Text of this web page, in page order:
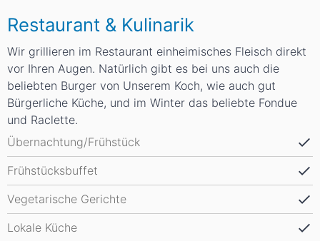
Restaurant & Kulinarik
Wir grillieren im Restaurant einheimisches Fleisch direkt
vor Ihren Augen. Natürlich gibt es bei uns auch die
beliebten Burger von Unserem Koch, wie auch gut
Bürgerliche Küche, und im Winter das beliebte Fondue
und Raclette.
Übernachtung/Frühstück
Frühstücksbuffet
Vegetarische Gerichte
Lokale Küche